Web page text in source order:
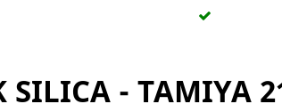
SILICA - TAMIYA